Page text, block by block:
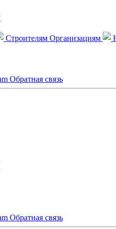
Строителям Организациям
Обратная связь
Обратная связь